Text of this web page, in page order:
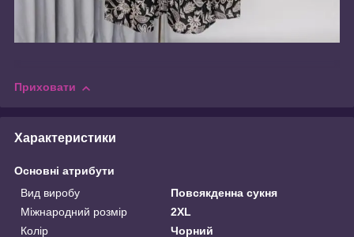
Приховати
Характеристики
Основні атрибути
Вид виробу
Повсякденна сукня
Міжнародний розмір
2XL
Колір
Чорний